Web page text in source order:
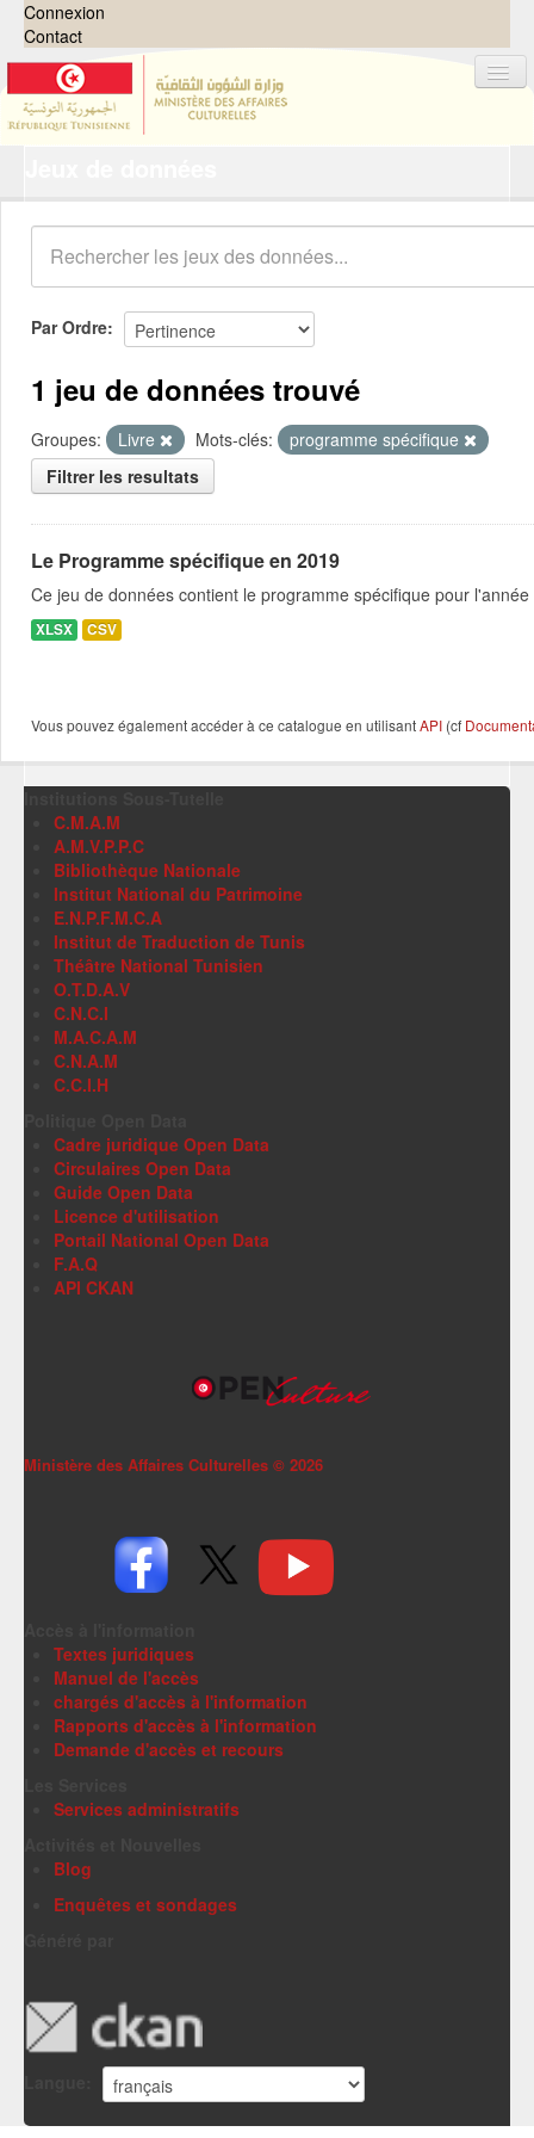
Connexion
Contact
Organisations
Groupes
Demandes 0
À propos
Par Ordre
1 jeu de données trouvé
Groupes: Livre Mots-clés:
programme spécifique
Filtrer les resultats
Le Programme spécifique en 2019
Ce jeu de données contient le programme spécifique pour
XLSX CSV
Vous pouvez également accéder à ce catalogue en utilisantAPI (cf
C.M.A.M
A.M.V.P.P.C
Bibliothèque Nationale
Institut National du Patrimoine
E.N.P.F.M.C.A
Institut de Traduction de Tunis
Théâtre National Tunisien
O.T.D.A.V
C.N.C.I
M.A.C.A.M
C.N.A.M
C.C.I.H
Cadre juridique Open Data
Circulaires Open Data
Guide Open Data
Licence d'utilisation
Portail National Open Data
F.A.Q
API CKAN
Ministère des Affaires Culturelles © 2026
Textes juridiques
Manuel de l'accès
chargés d'accès à l'information
Rapports d'accès à l'information
Demande d'accès et recours
Services administratifs
Blog
Enquêtes et sondages